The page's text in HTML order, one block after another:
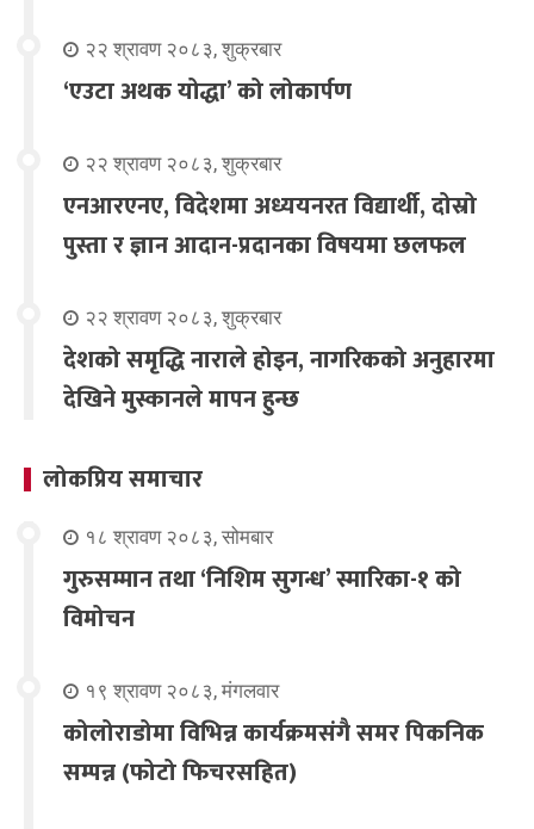
२२ श्रावण २०८३, शुक्रबार
‘एउटा अथक योद्धा’ को लोकार्पण
२२ श्रावण २०८३, शुक्रबार
एनआरएनए, विदेशमा अध्ययनरत विद्यार्थी, दोस्रो
पुस्ता र ज्ञान आदान-प्रदानका विषयमा छलफल
२२ श्रावण २०८३, शुक्रबार
देशको समृद्धि नाराले होइन, नागरिकको अनुहारमा
देखिने मुस्कानले मापन हुन्छ
लोकप्रिय समाचार
१८ श्रावण २०८३, सोमबार
गुरुसम्मान तथा ‘निशिम सुगन्ध’ स्मारिका-१ को
विमोचन
१९ श्रावण २०८३, मंगलवार
कोलोराडोमा विभिन्न कार्यक्रमसंगै समर पिकनिक
सम्पन्न (फोटो फिचरसहित)